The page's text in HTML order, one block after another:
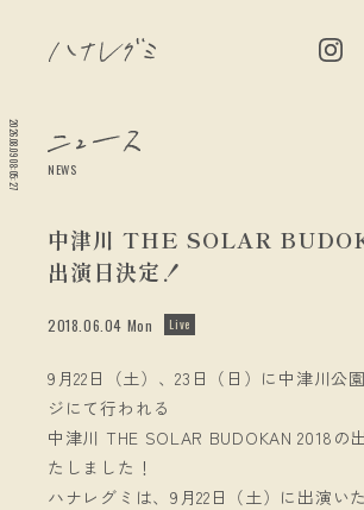
2026.08.09 08:05:27 NEWS
中津川 THE SOLAR
出演日決定！
2018.06.04 Mon Live
9月22日（土）、23日（日）に中津川公
ジにて行われる
中津川 THE SOLAR BUDOKAN 2018の
たしました！
ハナレグミは、9月22日（土）に出演い